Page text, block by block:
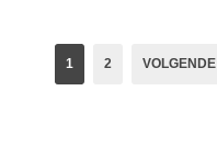
1 2 VOLGENDE